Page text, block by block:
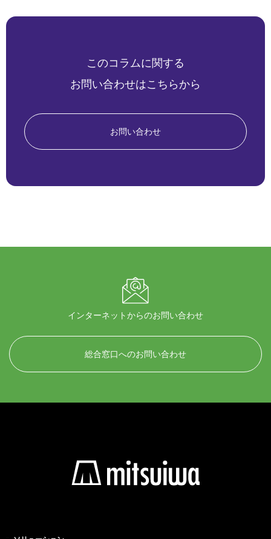
このコラムに関する
お問い合わせはこちらから
お問い合わせ
インターネットからのお問い合わせ
総合窓口へのお問い合わせ